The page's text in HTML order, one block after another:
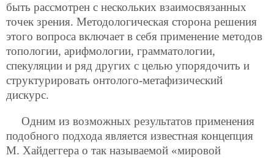
быть рассмотрен с нескольких взаимосвязанных
точек зрения. Методологическая сторона решения
этого вопроса включает в себя применение методов
топологии, арифмологии, грамматологии,
спекуляции и ряд других с целью упорядочить и
структурировать онтолого-метафизический
дискурс.
Одним из возможных результатов применения
подобного подхода является известная концепция
М. Хайдеггера о так называемой «мировой